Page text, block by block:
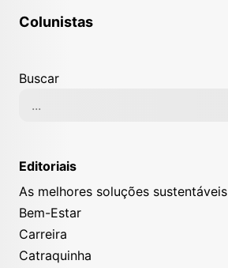
Colunistas
Buscar
Editoriais
As melhores soluções sustentáveis
Bem-Estar
Carreira
Catraquinha